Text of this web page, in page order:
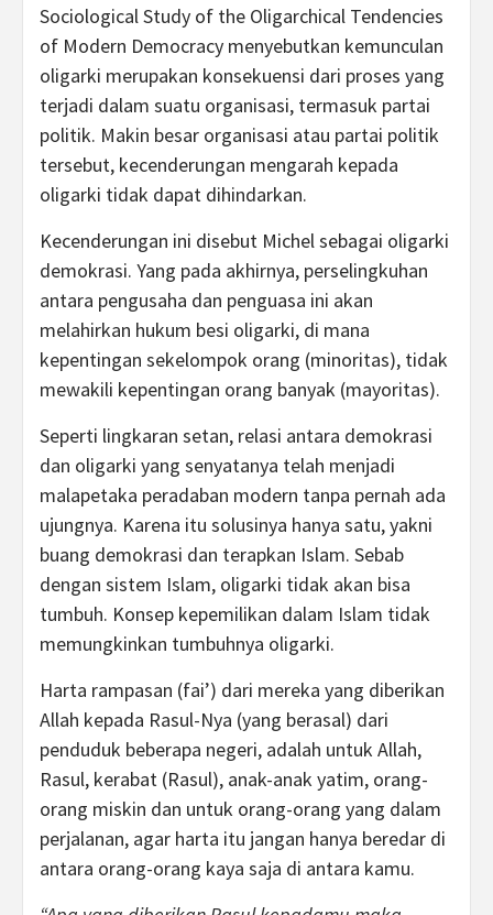
Sociological Study of the Oligarchical Tendencies
of Modern Democracy menyebutkan kemunculan
oligarki merupakan konsekuensi dari proses yang
terjadi dalam suatu organisasi, termasuk partai
politik. Makin besar organisasi atau partai politik
tersebut, kecenderungan mengarah kepada
oligarki tidak dapat dihindarkan.
Kecenderungan ini disebut Michel sebagai oligarki
demokrasi. Yang pada akhirnya, perselingkuhan
antara pengusaha dan penguasa ini akan
melahirkan hukum besi oligarki, di mana
kepentingan sekelompok orang (minoritas), tidak
mewakili kepentingan orang banyak (mayoritas).
Seperti lingkaran setan, relasi antara demokrasi
dan oligarki yang senyatanya telah menjadi
malapetaka peradaban modern tanpa pernah ada
ujungnya. Karena itu solusinya hanya satu, yakni
buang demokrasi dan terapkan Islam. Sebab
dengan sistem Islam, oligarki tidak akan bisa
tumbuh. Konsep kepemilikan dalam Islam tidak
memungkinkan tumbuhnya oligarki.
Harta rampasan (fai’) dari mereka yang diberikan
Allah kepada Rasul-Nya (yang berasal) dari
penduduk beberapa negeri, adalah untuk Allah,
Rasul, kerabat (Rasul), anak-anak yatim, orang-
orang miskin dan untuk orang-orang yang dalam
perjalanan, agar harta itu jangan hanya beredar di
antara orang-orang kaya saja di antara kamu.